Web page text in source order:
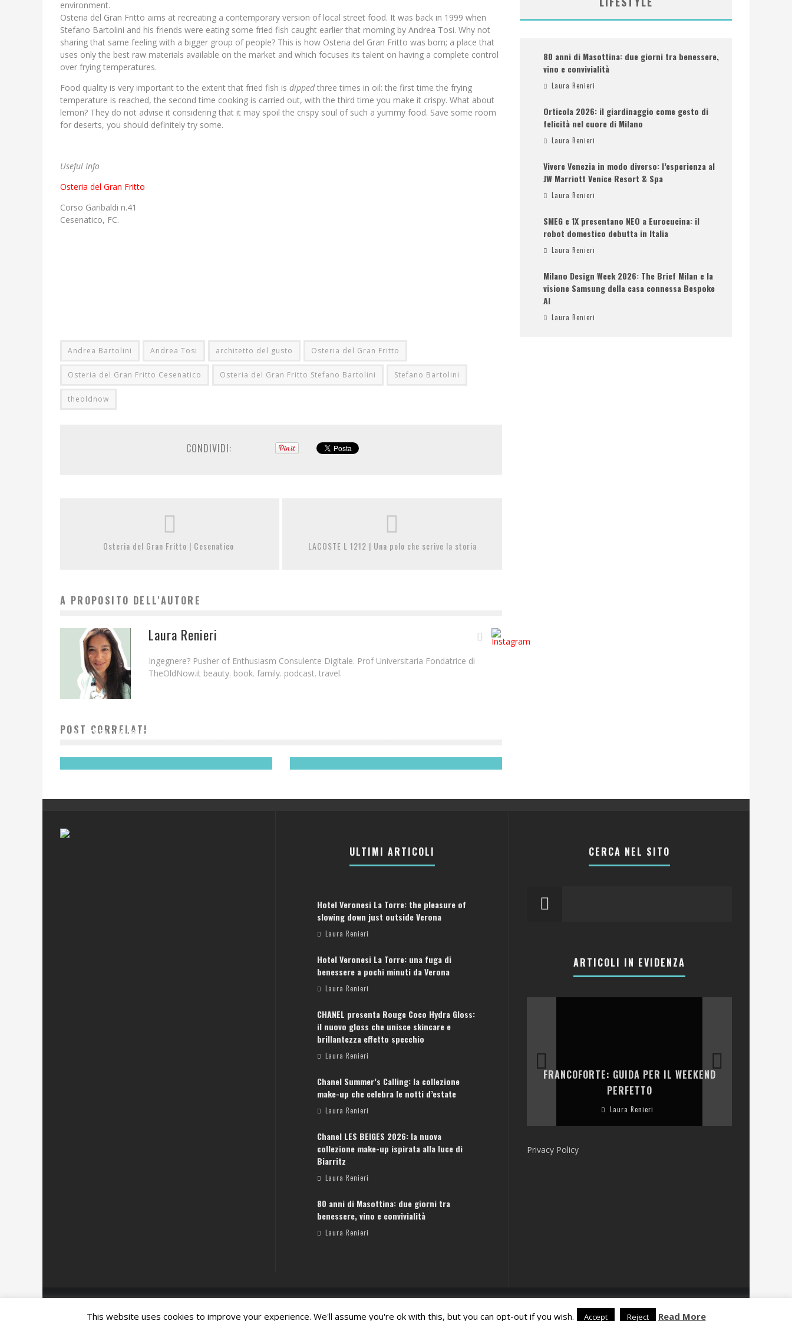
environment.
Osteria del Gran Fritto aims at recreating a contemporary version of local street food. It was back in 1999 when
Stefano Bartolini and his friends were eating some fried fish caught earlier that morning by Andrea Tosi. Why not
sharing that same feeling with a bigger group of people? This is how Osteria del Gran Fritto was born; a place that
uses only the best raw materials available on the market and which focuses its talent on having a complete control
over frying temperatures.
Food quality is very important to the extent that fried fish is dippedthree times in oil: the first time the frying
temperature is reached, the second time cooking is carried out, with the third time you make it crispy. What about
lemon? They do not advise it considering that it may spoil the crispy soul of such a yummy food. Save some room
for deserts, you should definitely try some.
Useful Info
Osteria del Gran Fritto
Corso Garibaldi n.41
Cesenatico, FC.
Andrea Bartolini Andrea Tosi architetto del gusto Osteria del Gran Fritto
Osteria del Gran Fritto Cesenatico Osteria del Gran Fritto Stefano Bartolini Stefano Bartolini
theoldnow
CONDIVIDI:
Osteria del Gran Fritto | Cesenatico LACOSTE L 1212 | Una polo che scrive la storia
A PROPOSITO DELL'AUTORE
Laura Renieri
Ingegnere? Pusher of Enthusiasm Consulente Digitale. Prof Universitaria Fondatrice di
TheOldNow.it beauty. book. family. podcast. travel.
POST CORRELATI
LA TESTA E LA COMPETIZIONE MENTALE | LA CORSA
80 anni di Masottina: due giorni tra benessere,
vino e convivialità
Laura Renieri
Orticola 2026: il giardinaggio come gesto di
felicità nel cuore di Milano
Laura Renieri
Vivere Venezia in modo diverso: l’esperienza al
JW Marriott Venice Resort & Spa
Laura Renieri
SMEG e 1X presentano NEO a Eurocucina: il
robot domestico debutta in Italia
Laura Renieri
Milano Design Week 2026: The Brief Milan e la
visione Samsung della casa connessa Bespoke
AI
Laura Renieri
ULTIMI ARTICOLI
Hotel Veronesi La Torre: the pleasure of
slowing down just outside Verona
Laura Renieri
Hotel Veronesi La Torre: una fuga di
benessere a pochi minuti da Verona
Laura Renieri
CHANEL presenta Rouge Coco Hydra Gloss:
il nuovo gloss che unisce skincare e
brillantezza effetto specchio
Laura Renieri
Chanel Summer’s Calling: la collezione
make-up che celebra le notti d’estate
Laura Renieri
Chanel LES BEIGES 2026: la nuova
collezione make-up ispirata alla luce di
Biarritz
Laura Renieri
80 anni di Masottina: due giorni tra
benessere, vino e convivialità
Laura Renieri
CERCA NEL SITO
ARTICOLI IN EVIDENZA
ATENE: GUIDA PER IL WEEKEND PERFETTO
FRANCOFORTE: GUIDA PER IL WEEKEND
PERFETTO
Laura Renieri
Privacy Policy
This website uses cookies to improve your experience. We'll assume you're ok with this, but you can opt-out if you wish. Accept Reject Read More